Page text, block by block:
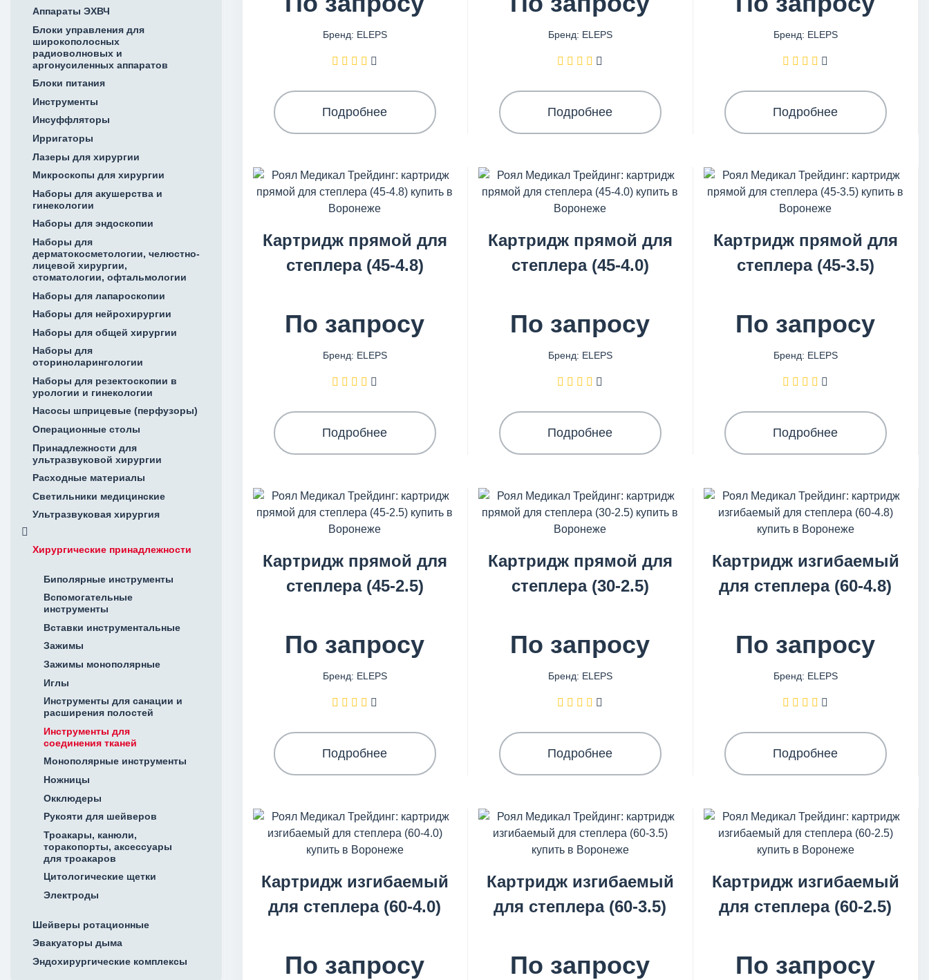
Аппараты ЭХВЧ
Блоки управления для
широкополосных
радиоволновых и
аргонусиленных аппаратов
Блоки питания
Инструменты
Инсуффляторы
Ирригаторы
Лазеры для хирургии
Микроскопы для хирургии
Наборы для акушерства и
гинекологии
Наборы для эндоскопии
Наборы для
дерматокосметологии, челюстно-
лицевой хирургии,
стоматологии, офтальмологии
Наборы для лапароскопии
Наборы для нейрохирургии
Наборы для общей хирургии
Наборы для
оториноларингологии
Наборы для резектоскопии в
урологии и гинекологии
Насосы шприцевые (перфузоры)
Операционные столы
Принадлежности для
ультразвуковой хирургии
Расходные материалы
Светильники медицинские
Ультразвуковая хирургия
Хирургические принадлежности
Биполярные инструменты
Вспомогательные
инструменты
Вставки инструментальные
Зажимы
Зажимы монополярные
Иглы
Инструменты для санации и
расширения полостей
Инструменты для
соединения тканей
Монополярные инструменты
Ножницы
Окклюдеры
Рукояти для шейверов
Троакары, канюли,
торакопорты, аксессуары
для троакаров
Цитологические щетки
Электроды
Шейверы ротационные
Эвакуаторы дыма
Эндохирургические комплексы
Бренд: ELEPS
Подробнее
Бренд: ELEPS
Подробнее
Бренд: ELEPS
Подробнее
Картридж прямой для
степлера (45-4.8)
По запросу
Бренд: ELEPS
Подробнее
Картридж прямой для
степлера (45-4.0)
По запросу
Бренд: ELEPS
Подробнее
Картридж прямой для
степлера (45-3.5)
По запросу
Бренд: ELEPS
Подробнее
Картридж прямой для
степлера (45-2.5)
По запросу
Бренд: ELEPS
Подробнее
Картридж прямой для
степлера (30-2.5)
По запросу
Бренд: ELEPS
Подробнее
Картридж изгибаемый
для степлера (60-4.8)
По запросу
Бренд: ELEPS
Подробнее
Картридж изгибаемый
для степлера (60-4.0)
По запросу
Картридж изгибаемый
для степлера (60-3.5)
По запросу
Картридж изгибаемый
для степлера (60-2.5)
По запросу